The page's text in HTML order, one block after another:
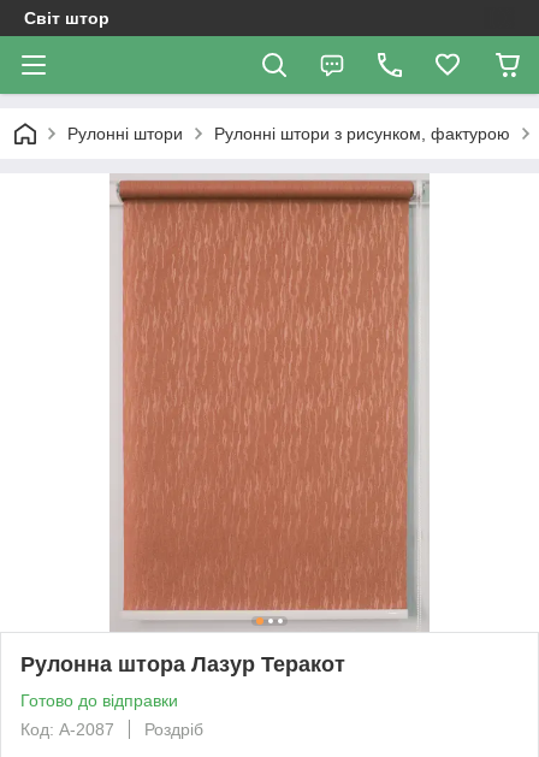
Світ штор
Рулонні штори Рулонні штори з рисунком, фактурою
Рулонна штора Лазур Теракот
Готово до відправки
Код: А-2087
Роздріб